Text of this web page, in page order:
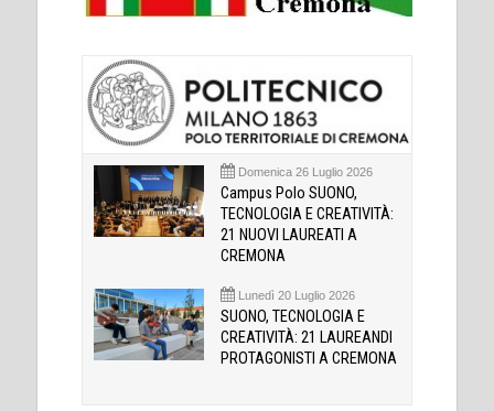
Domenica 26 Luglio 2026
Campus Polo SUONO,
TECNOLOGIA E CREATIVITÀ:
21 NUOVI LAUREATI A
CREMONA
Lunedì 20 Luglio 2026
SUONO, TECNOLOGIA E
CREATIVITÀ: 21 LAUREANDI
PROTAGONISTI A CREMONA